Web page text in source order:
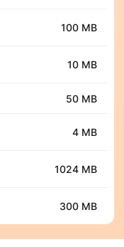
100 MB
10 MB
50 MB
4 MB
1024 MB
300 MB